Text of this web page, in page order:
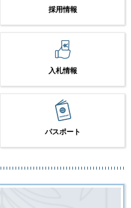
採用情報
入札情報
パスポート